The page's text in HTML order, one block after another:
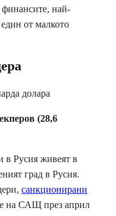
финансите, най-
от малкото
долара
(28,6
в Русия живеят в
град в Русия.
санкционирани
на САЩ през април